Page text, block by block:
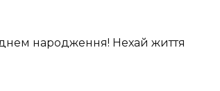
днем народження! Нехай життя